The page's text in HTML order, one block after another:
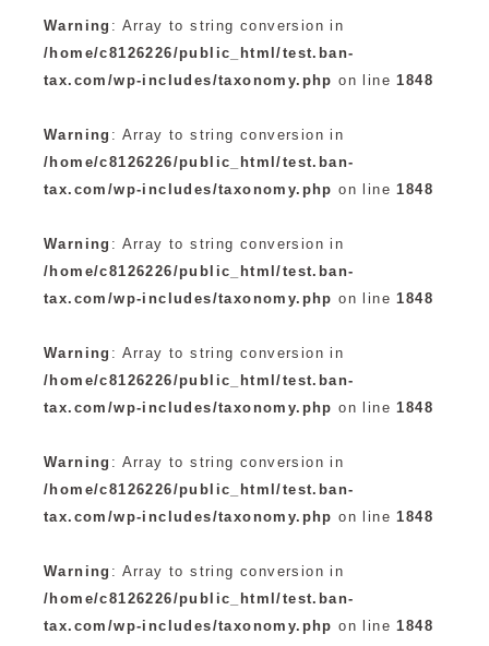
Warning : Array to string conversion in
/home/c8126226/public_html/test.ban-
tax.com/wp-includes/taxonomy.php on line 1848
Warning : Array to string conversion in
/home/c8126226/public_html/test.ban-
tax.com/wp-includes/taxonomy.php on line 1848
Warning : Array to string conversion in
/home/c8126226/public_html/test.ban-
tax.com/wp-includes/taxonomy.php on line 1848
Warning : Array to string conversion in
/home/c8126226/public_html/test.ban-
tax.com/wp-includes/taxonomy.php on line 1848
Warning : Array to string conversion in
/home/c8126226/public_html/test.ban-
tax.com/wp-includes/taxonomy.php on line 1848
Warning : Array to string conversion in
/home/c8126226/public_html/test.ban-
tax.com/wp-includes/taxonomy.php on line 1848